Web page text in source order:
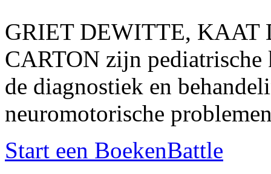
GRIET DEWITTE, KAAT
CARTON zijn pediatrische
de diagnostiek en
neuromotorische
Start een BoekenBattle